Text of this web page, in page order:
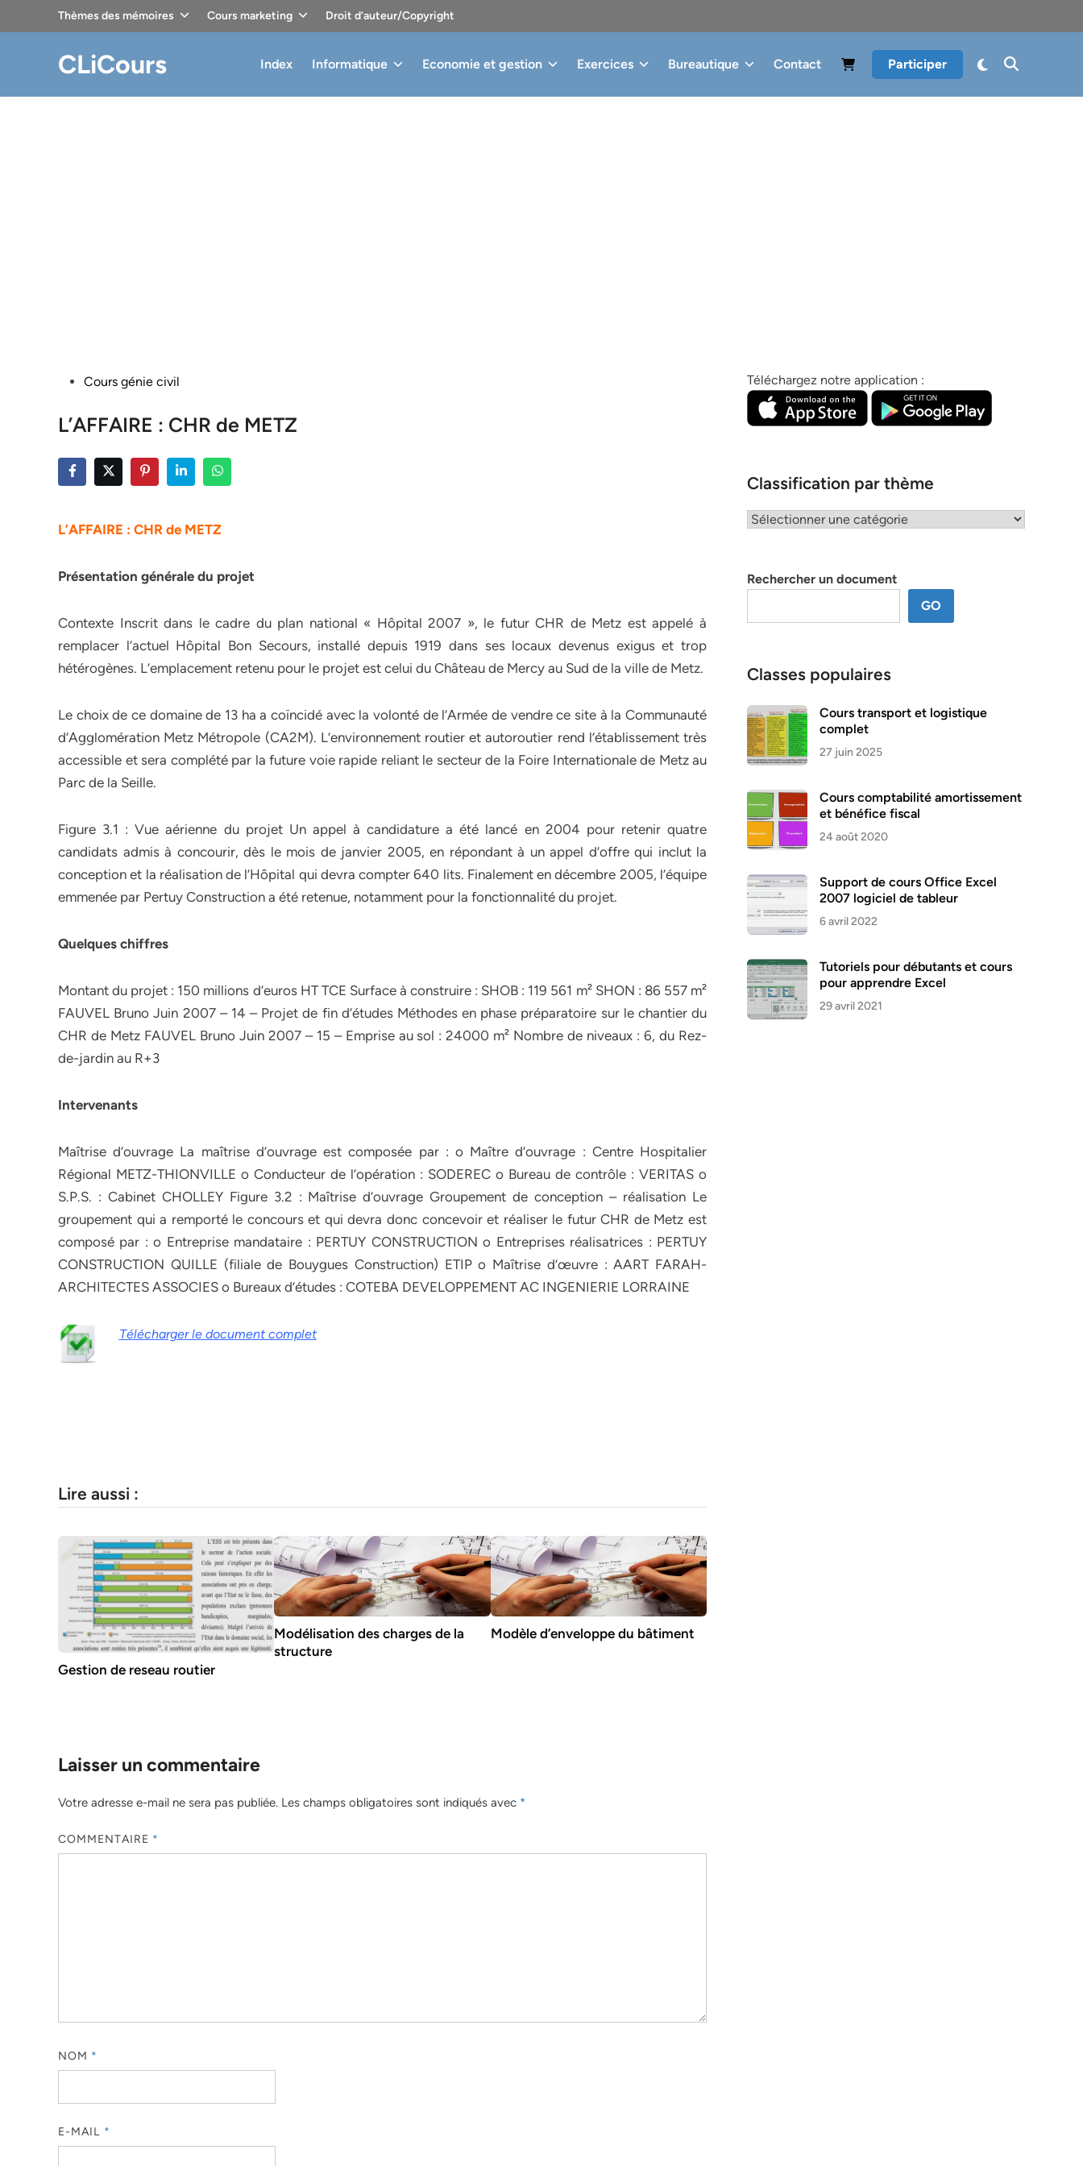
Thèmes des mémoires Cours marketing Droit d’auteur/Copyright
CLiCours Index Informatique Economie et gestion Exercices Bureautique Contact Participer
PostedCours génie civil
L’AFFAIRE : CHR de METZ
L’AFFAIRE : CHR de METZ
Présentation générale du projet
Contexte Inscrit dans le cadre du plan national « Hôpital 2007 », le futur CHR de Metz est appelé à
remplacer l’actuel Hôpital Bon Secours, installé depuis 1919 dans ses locaux devenus exigus et trop
hétérogènes. L’emplacement retenu pour le projet est celui du Château de Mercy au Sud de la ville de Metz.
Le choix de ce domaine de 13 ha a coïncidé avec la volonté de l’Armée de vendre ce site à la Communauté
d’Agglomération Metz Métropole (CA2M). L’environnement routier et autoroutier rend l’établissement très
accessible et sera complété par la future voie rapide reliant le secteur de la Foire Internationale de Metz au
Parc de la Seille.
Figure 3.1 : Vue aérienne du projet Un appel à candidature a été lancé en 2004 pour retenir quatre
candidats admis à concourir, dès le mois de janvier 2005, en répondant à un appel d’offre qui inclut la
conception et la réalisation de l’Hôpital qui devra compter 640 lits. Finalement en décembre 2005, l’équipe
emmenée par Pertuy Construction a été retenue, notamment pour la fonctionnalité du projet.
Quelques chiffres
Montant du projet : 150 millions d’euros HT TCE Surface à construire : SHOB : 119 561 m² SHON : 86 557 m²
FAUVEL Bruno Juin 2007 – 14 – Projet de fin d’études Méthodes en phase préparatoire sur le chantier du
CHR de Metz FAUVEL Bruno Juin 2007 – 15 – Emprise au sol : 24000 m² Nombre de niveaux : 6, du Rez-
de-jardin au R+3
Intervenants
Maîtrise d’ouvrage La maîtrise d’ouvrage est composée par : o Maître d’ouvrage : Centre Hospitalier
Régional METZ-THIONVILLE o Conducteur de l’opération : SODEREC o Bureau de contrôle : VERITAS o
S.P.S. : Cabinet CHOLLEY Figure 3.2 : Maîtrise d’ouvrage Groupement de conception – réalisation Le
groupement qui a remporté le concours et qui devra donc concevoir et réaliser le futur CHR de Metz est
composé par : o Entreprise mandataire : PERTUY CONSTRUCTION o Entreprises réalisatrices : PERTUY
CONSTRUCTION QUILLE (filiale de Bouygues Construction) ETIP o Maîtrise d’œuvre : AART FARAH-
ARCHITECTES ASSOCIES o Bureaux d’études : COTEBA DEVELOPPEMENT AC INGENIERIE LORRAINE
Télécharger le document complet
Lire aussi :
Gestion de reseau routier
Modélisation des charges de la
structure
Modèle d’enveloppe du bâtiment
Laisser un commentaire
Votre adresse e-mail ne sera pas publiée. Les champs obligatoires sont indiqués avec *
COMMENTAIRE *
NOM *
E-MAIL *
Téléchargez notre application :
Classification par thème
Classification
Rechercher un document
GO
Classes populaires
Cours transport et logistique
complet
27 juin 2025
Cours comptabilité amortissement
et bénéfice fiscal
24 août 2020
Support de cours Office Excel
2007 logiciel de tableur
6 avril 2022
Tutoriels pour débutants et cours
pour apprendre Excel
29 avril 2021